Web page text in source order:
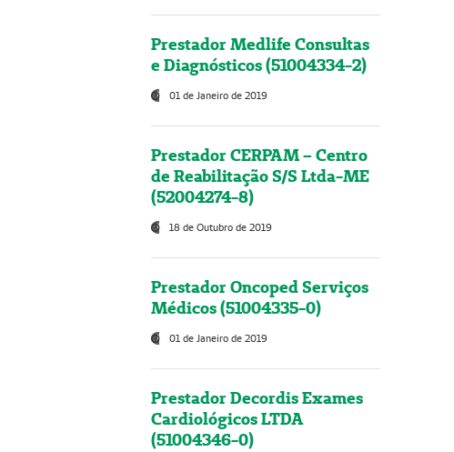
Prestador Medlife Consultas
e Diagnósticos (51004334-2)
01 de Janeiro de 2019
Prestador CERPAM – Centro
de Reabilitação S/S Ltda-ME
(52004274-8)
18 de Outubro de 2019
Prestador Oncoped Serviços
Médicos (51004335-0)
01 de Janeiro de 2019
Prestador Decordis Exames
Cardiológicos LTDA
(51004346-0)